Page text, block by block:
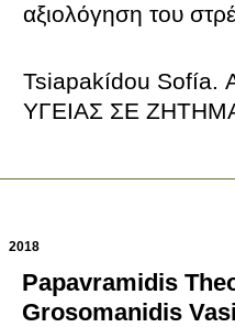
αξιολόγηση του
Tsiapakídou
ΥΓΕΙΑΣ ΣΕ
2018
Papavramidis
Grosomanidis